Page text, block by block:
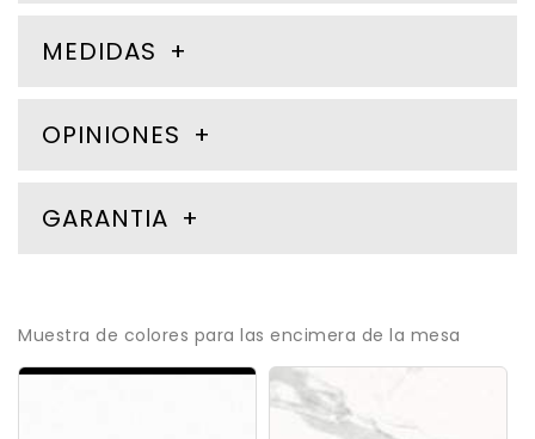
MEDIDAS
OPINIONES
GARANTIA
Muestra de colores para las encimera de la mesa